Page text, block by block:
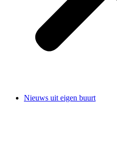
Nieuws uit eigen buurt